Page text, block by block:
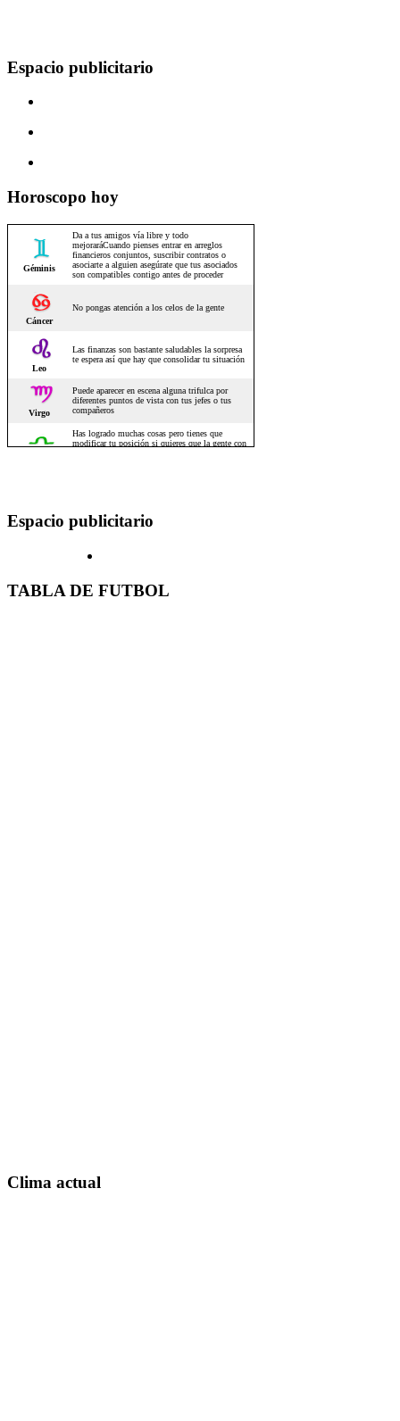
Espacio publicitario
Horoscopo hoy
Espacio publicitario
TABLA DE FUTBOL
Clima actual